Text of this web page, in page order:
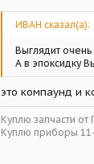
:
ИВАН сказал(а):
Выглядит
А в эпоксидку
это компаунд и
Куплю запчасти от
Куплю приборы